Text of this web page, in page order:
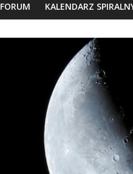
FORUM KALENDARZ